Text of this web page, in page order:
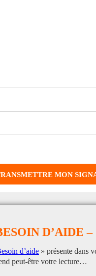
D’AIDE –
d’aide » présente dans
peut-être votre lecture…